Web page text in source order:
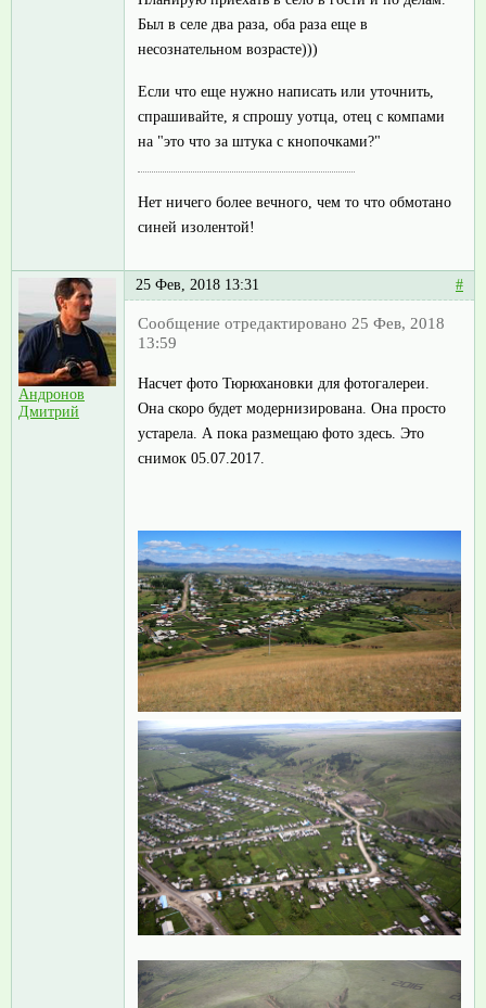
Был в селе два раза, оба раза еще в
несознательном возрасте)))
Если что еще нужно написать или уточнить,
спрашивайте, я спрошу уотца, отец с компами
на "это что за штука с кнопочками?"
Нет ничего более вечного, чем то что обмотано
синей изолентой!
Андронов
Дмитрий
25 Фев, 2018 13:31 #
Сообщение отредактировано 25 Фев, 2018
13:59
Насчет фото Тюрюхановки для фотогалереи.
Она скоро будет модернизирована. Она просто
устарела. А пока размещаю фото здесь. Это
снимок 05.07.2017.